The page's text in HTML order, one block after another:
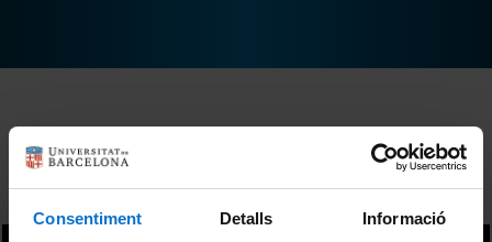
Consentiment Detalls Informació
Ordenar